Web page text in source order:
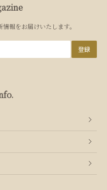
報をお届けいたします。
登録